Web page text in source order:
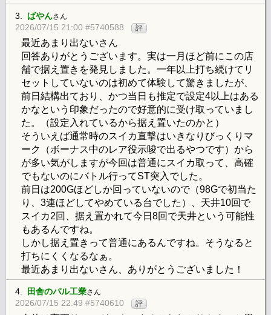
3. ばやんさん
2026/07/15 21:00 #5740588 評
最近あまり出ないさん
回答ありがとうございます。実は一月ほど前にこの店
舗で据え置きを発見しました。一年以上打ち続けてリ
セットしていないのは初めて体験して驚きましたが、
前日結構出ており、かつ当日も推定で設定4以上はある
かなという印象だったので好意的に受け取っていまし
た。（設定入れているから据え置いたのかと）
そういえば通常時のスイカ直撃はいきなりびっくりマ
ーク（ボーナス中のレア役示唆で出るやつです）から
が多い気がしますが今回は普通にスイカ取って、高確
でもないのにバトル行ってST突入でした。
前日は200Gほどしか回っていないので（98Gで初当た
り、3連ほどしてやめている台でした）、天井10回で
スイカ2回、据え置かれて今日8回で天井という可能性
もあるんですね。
しかし据え置きって普通にあるんですね。そうなると
打ちにくくなるなぁ。
最近あまり出ないさん、ありがとうございました！
4. 田舎のパル工業さん
2026/07/15 22:49 #5740610 評